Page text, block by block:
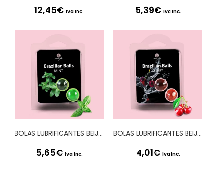
12,45€ Iva Inc. 5,39€ Iva Inc.
BOLAS LUBRIFICANTES BEIJÁVEIS BRAZILIAN BALLS SABOR A MENTA 2 x 4GR
5,65€ Iva Inc.
BOLAS LUBRIFICANTES BEIJÁVEIS BRAZILIAN BALLS SABOR A CEREJA 2 x 4GR
4,01€ Iva Inc.